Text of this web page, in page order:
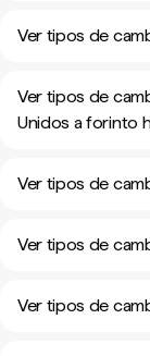
Ver tipos de
Ver tipos de
Unidos a forinto
Ver tipos de
Ver tipos de
Ver tipos de